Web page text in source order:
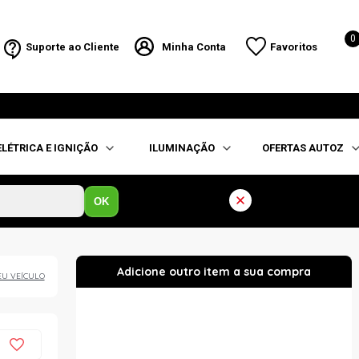
Suporte ao Cliente Minha Conta Favoritos
0
E IGNIÇÃO ILUMINAÇÃO OFERTAS AUTOZ
OK
VEÍCULO